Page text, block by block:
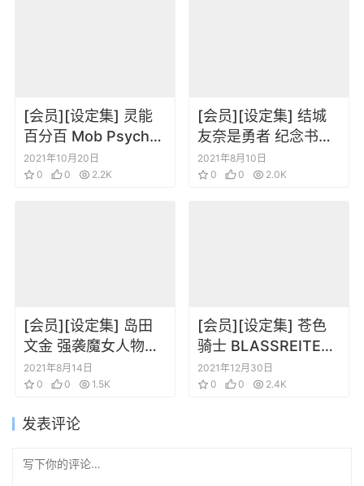
[会员][设定集] 灵能
百分百 Mob Psycho
100 TV动画设定集
2021年10月20日
0
0 2.2K
[会员][设定集] 结城
友奈是勇者 纪念书
[DL版]
2021年8月10日
0
0 2.0K
[会员][设定集] 岛田
文金 强袭魔女人物设
定原画设定集
2021年8月14日
0
0 1.5K
[会员][设定集] 苍色
骑士 BLASSREITER
ブラスレイター 动画
资料设定集
2021年12月30日
0
0 2.4K
发表评论